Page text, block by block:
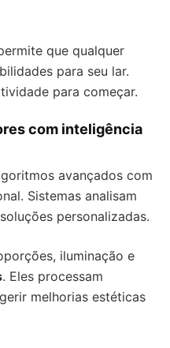
que qualquer
para seu lar.
para começar.
com inteligência
avançados com
Sistemas analisam
personalizadas.
iluminação e
. Eles processam
melhorias estéticas